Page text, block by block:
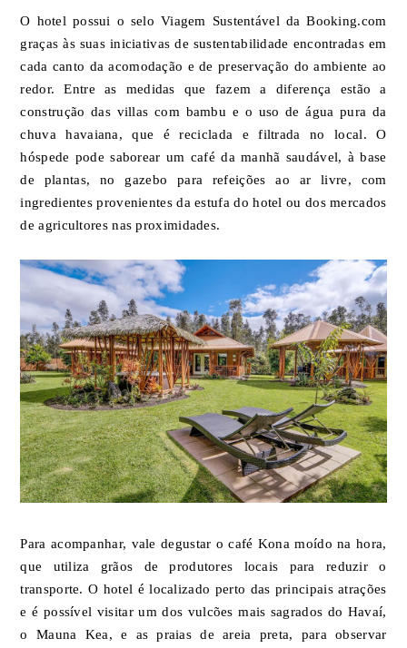
O hotel possui o selo Viagem Sustentável da Booking.com
graças às suas iniciativas de sustentabilidade encontradas em
cada canto da acomodação e de preservação do ambiente ao
redor. Entre as medidas que fazem a diferença estão a
construção das villas com bambu e o uso de água pura da
chuva havaiana, que é reciclada e filtrada no local. O
hóspede pode saborear um café da manhã saudável, à base
de plantas, no gazebo para refeições ao ar livre, com
ingredientes provenientes da estufa do hotel ou dos mercados
de agricultores nas proximidades.
Para acompanhar, vale degustar o café Kona moído na hora,
que utiliza grãos de produtores locais para reduzir o
transporte. O hotel é localizado perto das principais atrações
e é possível visitar um dos vulcões mais sagrados do Havaí,
o Mauna Kea, e as praias de areia preta, para observar